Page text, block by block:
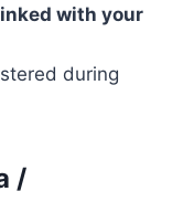
with your
during
/